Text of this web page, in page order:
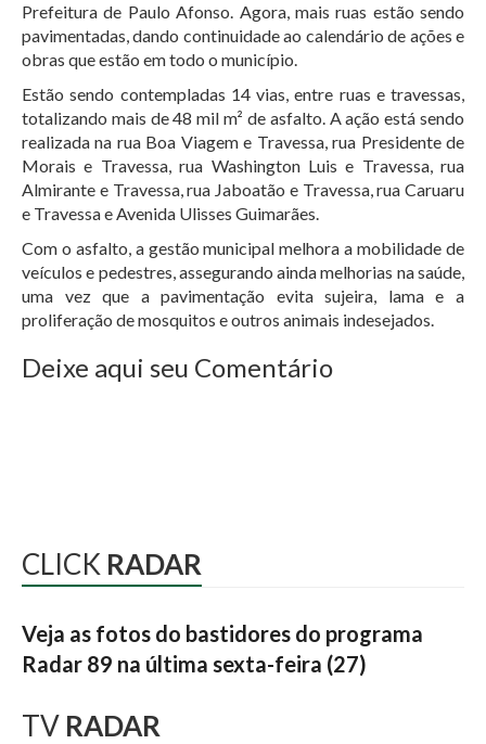
Prefeitura de Paulo Afonso. Agora, mais ruas estão sendo
pavimentadas, dando continuidade ao calendário de ações e
obras que estão em todo o município.
Estão sendo contempladas 14 vias, entre ruas e travessas,
totalizando mais de 48 mil m² de asfalto. A ação está sendo
realizada na rua Boa Viagem e Travessa, rua Presidente de
Morais e Travessa, rua Washington Luis e Travessa, rua
Almirante e Travessa, rua Jaboatão e Travessa, rua Caruaru
e Travessa e Avenida Ulisses Guimarães.
Com o asfalto, a gestão municipal melhora a mobilidade de
veículos e pedestres, assegurando ainda melhorias na saúde,
uma vez que a pavimentação evita sujeira, lama e a
proliferação de mosquitos e outros animais indesejados.
Deixe aqui seu Comentário
CLICK RADAR
Veja as fotos do bastidores do programa
Radar 89 na última sexta-feira (27)
TV RADAR